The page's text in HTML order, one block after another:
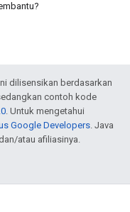
dilisensikan berdasarkan
contoh kode
. Untuk mengetahui
Google Developers. Java
atau afiliasinya.